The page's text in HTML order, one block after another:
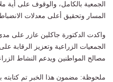
الجمعية بالكامل، والوقوف على
المسار وتحقيق أعلى معدلات
واكدت الدكتورة جاكلين عازر على
الجمعيات الزراعية وتعزيز الرقابة
مصالح المواطنين ويدعم النشاط
ملحوظة: مضمون هذا الخبر تم كتابته